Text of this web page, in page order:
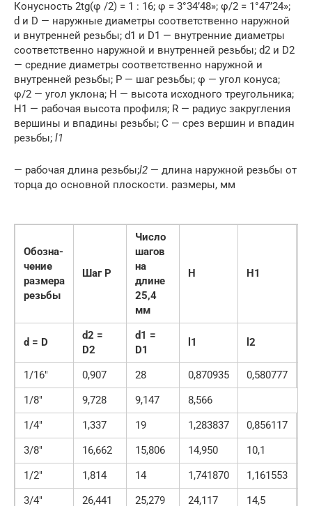
Конусность 2tg(φ /2) = 1 : 16; φ = 3°34’48»; φ/2 = 1°47’24»;
d и D — наружные диаметры соответственно наружной
и внутренней резьбы; d1 и D1 — внутренние диаметры
соответственно наружной и внутренней резьбы; d2 и D2
— средние диаметры соответственно наружной и
внутренней резьбы; Р — шаг резьбы; φ — угол конуса;
φ/2 — угол уклона; Н — высота исходного треугольника;
Н1 — рабочая высота профиля; R — радиус закругления
вершины и впадины резьбы; С — срез вершин и впадин
резьбы; l1
— рабочая длина резьбы;l2 — длина наружной резьбы от
торца до основной плоскости. размеры, мм
Обозна-
чение
размера
резьбы
Шаг P
Число
шагов
на
длине
25,4
мм
H H1
d = D
d2 =
D2
d1 =
D1
l1 l2
1/16″ 0,907 28 0,870935 0,580777
1/8″
9,728 9,147
8,566
1/4″
1,337 19 1,283837 0,856117
3/8″
16,662 15,806 14,950 10,1
1/2″
1,814 14 1,741870 1,161553
3/4″
26,441 25,279 24,117 14,5